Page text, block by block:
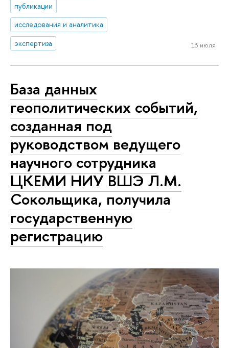
публикации
исследования и аналитика
экспертиза
13 июля
База данных
геополитических событий,
созданная под
руководством ведущего
научного сотрудника
ЦКЕМИ НИУ ВШЭ Л.М.
Сокольщика, получила
государственную
регистрацию